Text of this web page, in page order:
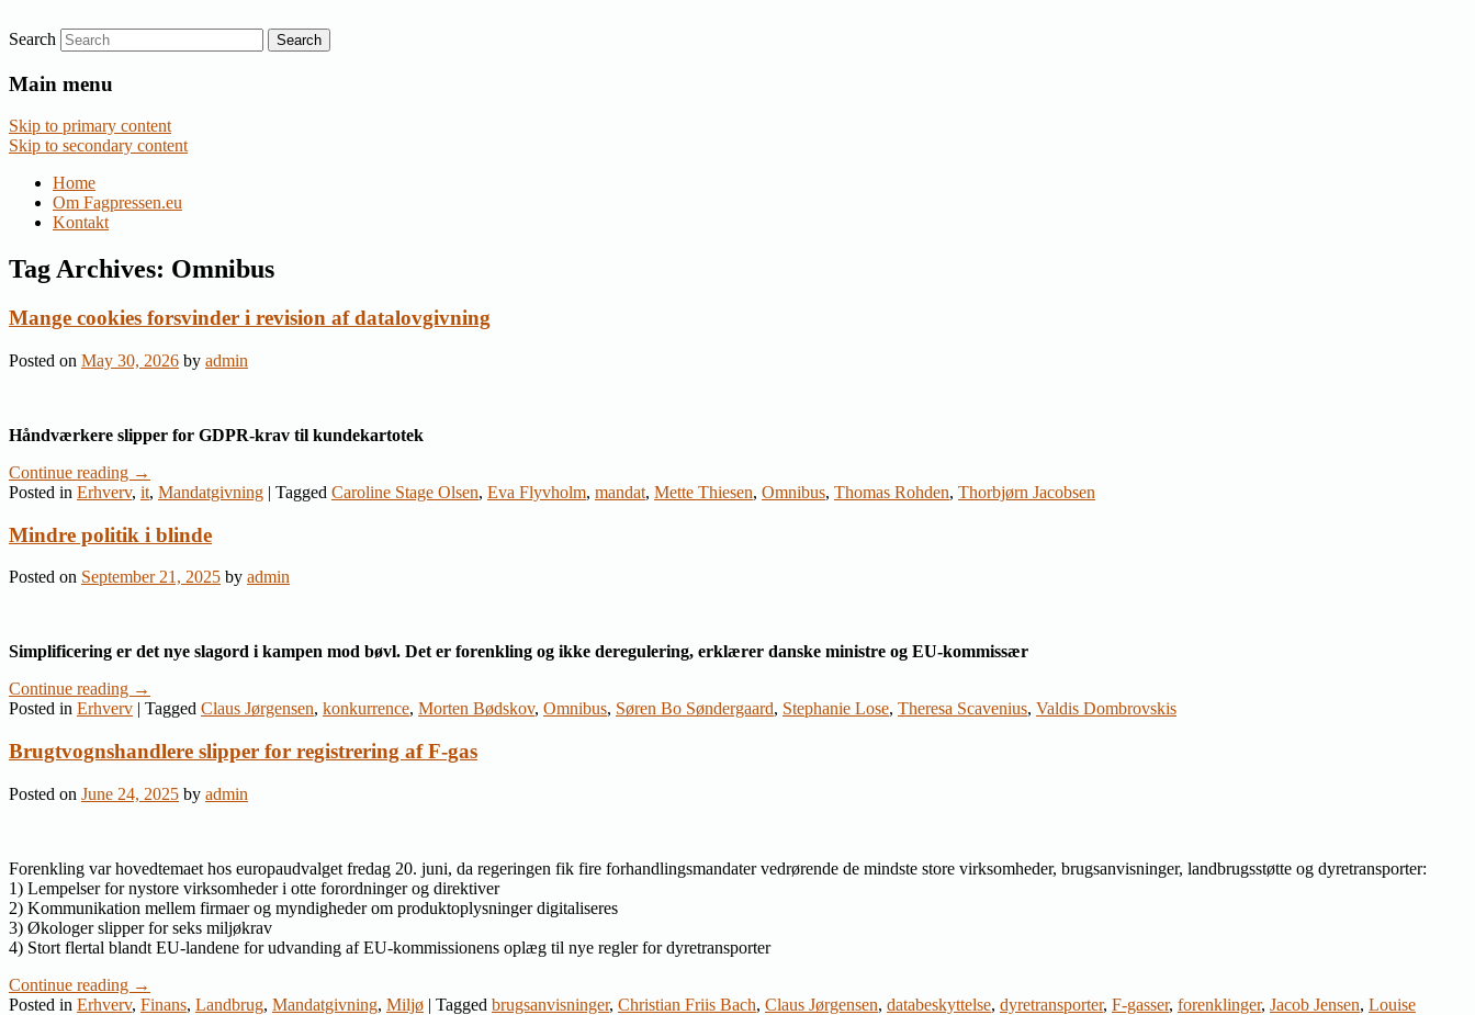
Fagpressen.eu
Nyheder om dansk EU-politik
Search
Main menu
Skip to primary content
Skip to secondary content
Home
Om Fagpressen.eu
Kontakt
Tag Archives: Omnibus
Mange cookies forsvinder i revision af datalovgivning
Posted on May 30, 2026 by admin
Håndværkere slipper for GDPR-krav til kundekartotek
Continue reading →
Posted in Erhverv, it, Mandatgivning | Tagged Caroline Stage Olsen, Eva Flyvholm, mandat, Mette Thiesen, Omnibus, Thomas Rohden, Thorbjørn Jacobsen
Mindre politik i blinde
Posted on September 21, 2025 by admin
Simplificering er det nye slagord i kampen mod bøvl. Det er forenkling og ikke deregulering, erklærer danske ministre og EU-kommissær
Continue reading →
Posted in Erhverv | Tagged Claus Jørgensen, konkurrence, Morten Bødskov, Omnibus, Søren Bo Søndergaard, Stephanie Lose, Theresa Scavenius, Valdis Dombrovskis
Brugtvognshandlere slipper for registrering af F-gas
Posted on June 24, 2025 by admin
Forenkling var hovedtemaet hos europaudvalget fredag 20. juni, da regeringen fik fire forhandlingsmandater vedrørende de mindste store virksomheder, brugsanvisninger, landbrugsstøtte og dyretransporter:
1) Lempelser for nystore virksomheder i otte forordninger og direktiver
2) Kommunikation mellem firmaer og myndigheder om produktoplysninger digitaliseres
3) Økologer slipper for seks miljøkrav
4) Stort flertal blandt EU-landene for udvanding af EU-kommissionens oplæg til nye regler for dyretransporter
Continue reading →
Posted in Erhverv, Finans, Landbrug, Mandatgivning, Miljø | Tagged brugsanvisninger, Christian Friis Bach, Claus Jørgensen, databeskyttelse, dyretransporter, F-gasser, forenklinger, Jacob Jensen, Louise